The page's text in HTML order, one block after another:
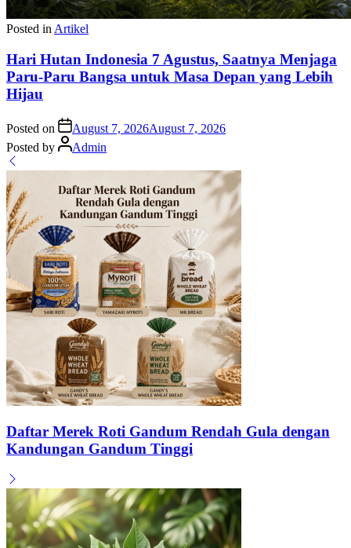
Posted in Artikel
Hari Hutan Indonesia 7 Agustus, Saatnya Menjaga
Paru-Paru Bangsa untuk Masa Depan yang Lebih
Hijau
Posted on August 7, 2026August 7, 2026
Posted by
Admin
Daftar Merek Roti Gandum Rendah Gula dengan
Kandungan Gandum Tinggi